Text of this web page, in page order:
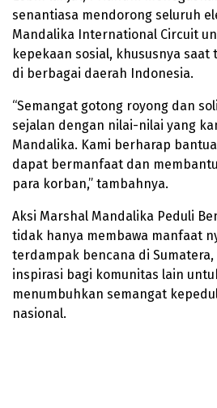
senantiasa mendorong seluruh
Mandalika International Circuit
kepekaan sosial, khususnya saat
di berbagai daerah Indonesia.
“Semangat gotong royong dan
sejalan dengan nilai-nilai yang
Mandalika. Kami berharap
dapat bermanfaat dan
para korban,” tambahnya.
Aksi Marshal Mandalika Peduli
tidak hanya membawa manfaat
terdampak bencana di
inspirasi bagi komunitas lain
menumbuhkan semangat
nasional.